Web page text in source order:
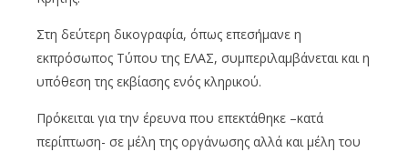
Στη δεύτερη δικογραφία, όπως επεσήμανε η
εκπρόσωπος Τύπου της ΕΛΑΣ, συμπεριλαμβάνεται και η
υπόθεση της εκβίασης ενός κληρικού.
Πρόκειται για την έρευνα που επεκτάθηκε –κατά
περίπτωση- σε μέλη της οργάνωσης αλλά και μέλη του